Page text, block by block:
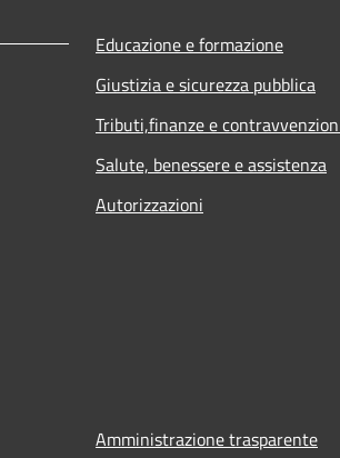
Educazione e formazione
Giustizia e sicurezza pubblica
Tributi,finanze e
Salute, benessere e assistenza
Autorizzazioni
Amministrazione trasparente